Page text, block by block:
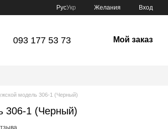
РусУкр Желания Вход
093 177 53 73 Мой заказ
модель 306-1 (Черный)
306-1 (Черный)